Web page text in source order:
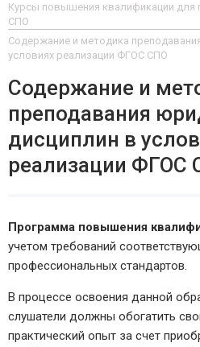
Курсы повышения квалификации для
СПО
Содержание и методика
условиях реализации ФГОС СПО
Содержание и
преподавания
дисциплин в
реализации ФГОС
Программа повышения
учетом требований
профессиональных стандартов.
В процессе освоения данной
слушатели должны обогатить
практический опыт за счет